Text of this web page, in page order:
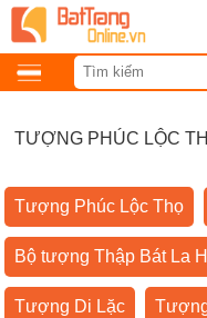
TƯỢNG PHÚC LỘC
Tượng Phúc Lộc Thọ
Bộ tượng Thập Bát La
Tượng Di Lặc